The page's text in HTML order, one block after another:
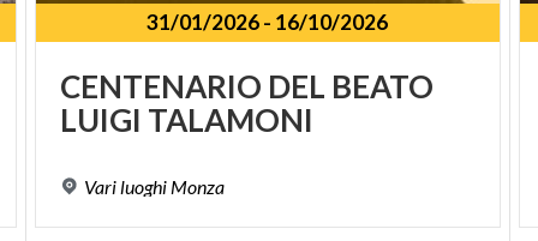
31/01/2026- 16/10/2026
CENTENARIO DEL BEATO
LUIGI TALAMONI
Vari luoghi Monza